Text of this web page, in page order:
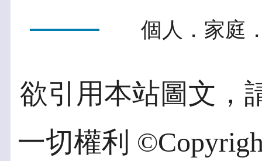
個人．家庭
欲引用本站圖文，
一切權利